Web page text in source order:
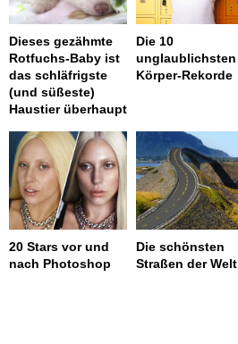
Dieses gezähmte
Rotfuchs-Baby ist
das schläfrigste
(und süßeste)
Haustier überhaupt
Die 10
unglaublichsten
Körper-Rekorde
20 Stars vor und
nach Photoshop
Die schönsten
Straßen der Welt